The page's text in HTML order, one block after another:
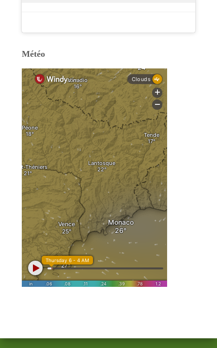
Météo